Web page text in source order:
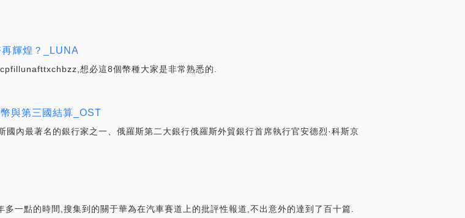
輝煌？_LUNA
想必這8個幣種大家是非常熟悉的.
與第三國結算_OST
著名的銀行家之一、俄羅斯第二大銀行俄羅斯外貿銀行首席執行官安德烈·科斯京
一點的時間,搜集到的關于華為在汽車賽道上的批評性報道,不出意外的達到了百十篇.